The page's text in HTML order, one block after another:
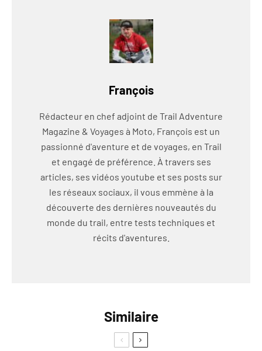
François
Rédacteur en chef adjoint de Trail Adventure
Magazine & Voyages à Moto, François est un
passionné d'aventure et de voyages, en Trail
et engagé de préférence. À travers ses
articles, ses vidéos youtube et ses posts sur
les réseaux sociaux, il vous emmène à la
découverte des dernières nouveautés du
monde du trail, entre tests techniques et
récits d'aventures.
Similaire